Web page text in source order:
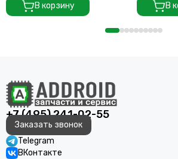
В корзину В
+7 (495) 241-02-55
Заказать звонок
Telegram
ВКонтакте